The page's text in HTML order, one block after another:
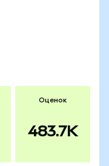
Оценок
483.7K